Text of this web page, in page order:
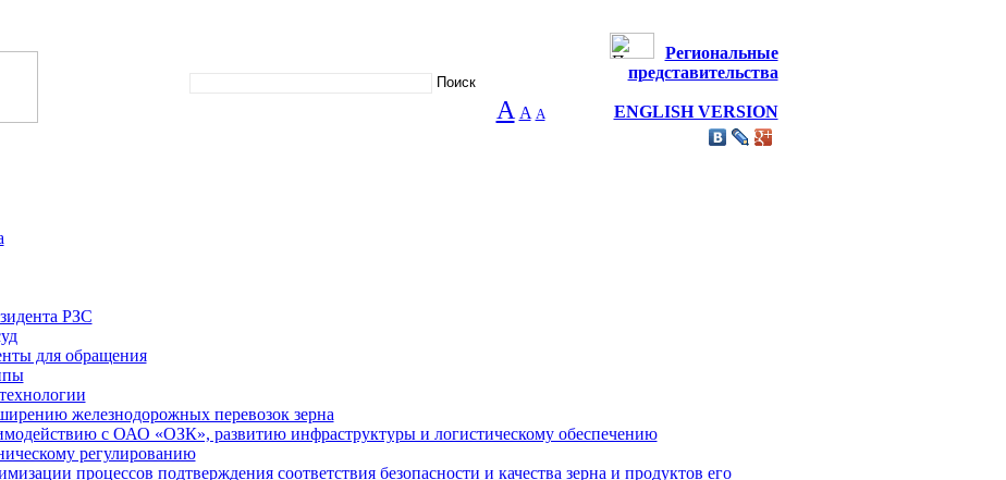
А A А
Региональные
представительства
ENGLISH VERSION
РЗС
для обращения
железнодорожных перевозок зерна
с ОАО «ОЗК», развитию инфраструктуры и логистическому обеспечению
регулированию
процессов подтверждения соответствия безопасности и качества зерна и продуктов его